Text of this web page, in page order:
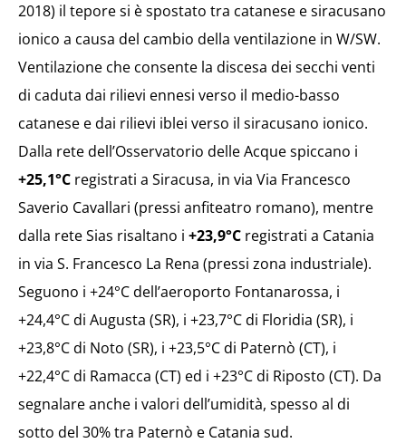
2018) il tepore si è spostato tra catanese e siracusano
ionico a causa del cambio della ventilazione in W/SW.
Ventilazione che consente la discesa dei secchi venti
di caduta dai rilievi ennesi verso il medio-basso
catanese e dai rilievi iblei verso il siracusano ionico.
Dalla rete dell’Osservatorio delle Acque spiccano i
+25,1°C registrati a Siracusa, in via Via Francesco
Saverio Cavallari (pressi anfiteatro romano), mentre
dalla rete Sias risaltano i +23,9°C registrati a Catania
in via S. Francesco La Rena (pressi zona industriale).
Seguono i +24°C dell’aeroporto Fontanarossa, i
+24,4°C di Augusta (SR), i +23,7°C di Floridia (SR), i
+23,8°C di Noto (SR), i +23,5°C di Paternò (CT), i
+22,4°C di Ramacca (CT) ed i +23°C di Riposto (CT). Da
segnalare anche i valori dell’umidità, spesso al di
sotto del 30% tra Paternò e Catania sud.